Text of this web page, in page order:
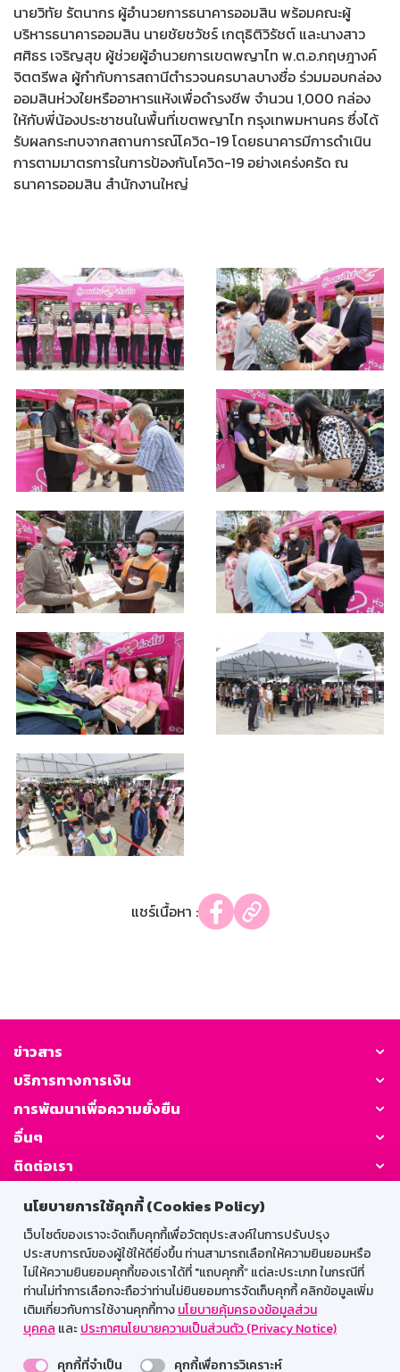
นโยบายการใช้คุกกี้ (Cookies Policy)
เว็บไซต์ของเราจะจัดเก็บคุกกี้เพื่อวัตถุประสงค์ในการปรับปรุง
ประสบการณ์ของผู้ใช้ให้ดียิ่งขึ้น ท่านสามารถเลือกให้ความยินยอมหรือ
ไม่ให้ความยินยอมคุกกี้ของเราได้ที่ "แถบคุกกี้” แต่ละประเภท ในกรณีที่
ท่านไม่ทำการเลือกจะถือว่าท่านไม่ยินยอมการจัดเก็บคุกกี้ คลิกข้อมูลเพิ่ม
เติมเกี่ยวกับการใช้งานคุกกี้ทางนโยบายคุ้มครองข้อมูลส่วน
บุคคล และประกาศนโยบายความเป็นส่วนตัว (Privacy Notice)
คุกกี้ที่จำเป็น
คุกกี้เพื่อการวิเคราะห์
นายวิทัย รัตนากร ผู้อำนวยการธนาคารออมสิน พร้อมคณะผู้
บริหารธนาคารออมสิน นายชัยชวัชร์ เกตุธิติวิรัชต์ และนางสาว
ศศิธร เจริญสุข ผู้ช่วยผู้อำนวยการเขตพญาไท พ.ต.อ.กฤษฎางค์
จิตตรีพล ผู้กำกับการสถานีตำรวจนครบาลบางซื่อ ร่วมมอบกล่อง
ออมสินห่วงใยหรืออาหารแห้งเพื่อดำรงชีพ จำนวน 1,000 กล่อง
ให้กับพี่น้องประชาชนในพื้นที่เขตพญาไท กรุงเทพมหานคร ซึ่งได้
รับผลกระทบจากสถานการณ์โควิด-19 โดยธนาคารมีการดำเนิน
การตามมาตรการในการป้องกันโควิด-19 อย่างเคร่งครัด ณ
ธนาคารออมสิน สำนักงานใหญ่
แชร์เนื้อหา :
ข่าวสาร
บริการทางการเงิน
การพัฒนาเพื่อความยั่งยืน
อื่นๆ
ติดต่อเรา
GSB Society:
สำหรับพนักงาน
Web HR
GSB Wisdom
M-Search
เข้าสู่ระบบเน็ตเมล